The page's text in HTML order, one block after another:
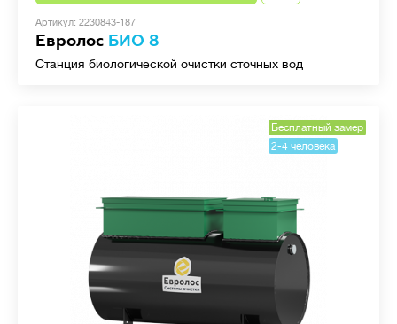
Артикул: 2230843-187
Евролос БИО 8
Станция биологической очистки сточных вод
Бесплатный замер
2-4 человека